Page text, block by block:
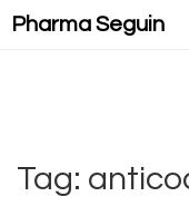
Pharma Seguin
Tag: